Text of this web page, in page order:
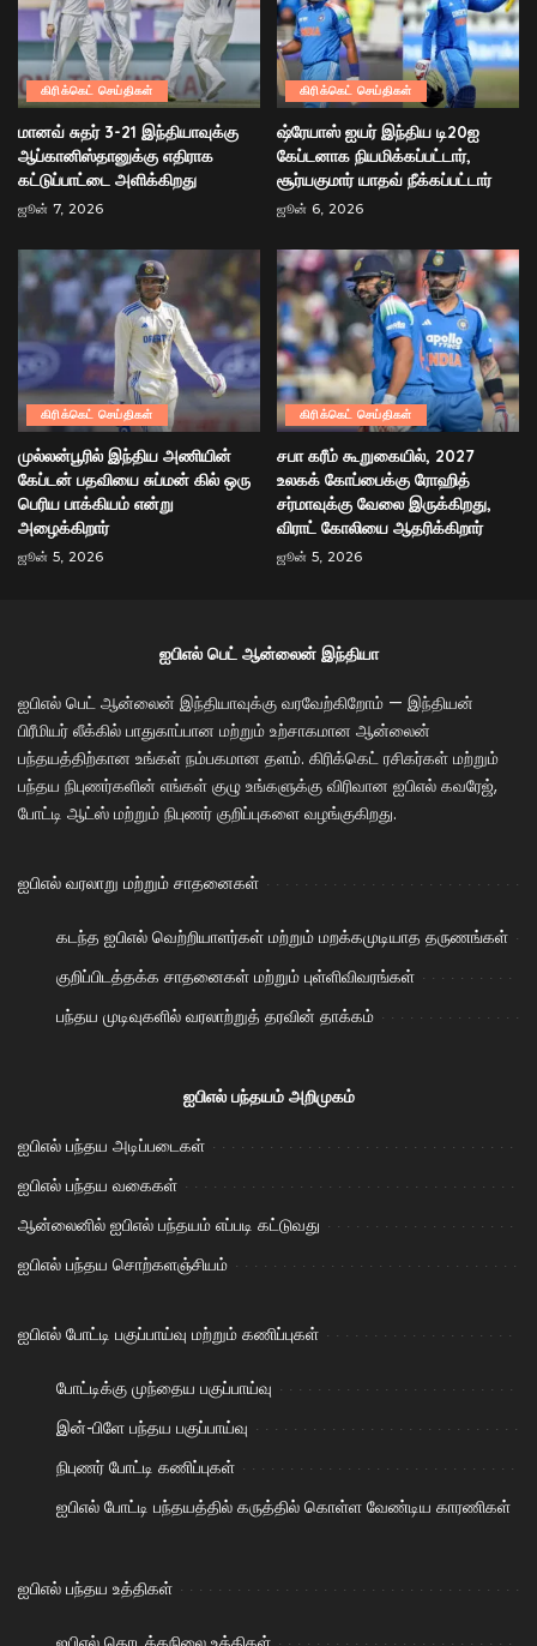
கிரிக்கெட் செய்திகள்
மானவ் சுதர் 3-21 இந்தியாவுக்கு
ஆப்கானிஸ்தானுக்கு எதிராக
கட்டுப்பாட்டை அளிக்கிறது
ஜூன் 7, 2026
கிரிக்கெட் செய்திகள்
ஷ்ரேயாஸ் ஐயர் இந்திய டி20ஐ
கேப்டனாக நியமிக்கப்பட்டார்,
சூர்யகுமார் யாதவ் நீக்கப்பட்டார்
ஜூன் 6, 2026
கிரிக்கெட் செய்திகள்
முல்லன்பூரில் இந்திய அணியின்
கேப்டன் பதவியை சுப்மன் கில் ஒரு
பெரிய பாக்கியம் என்று
அழைக்கிறார்
ஜூன் 5, 2026
கிரிக்கெட் செய்திகள்
சபா கரீம் கூறுகையில், 2027
உலகக் கோப்பைக்கு ரோஹித்
சர்மாவுக்கு வேலை இருக்கிறது,
விராட் கோலியை ஆதரிக்கிறார்
ஜூன் 5, 2026
ஐபிஎல் பெட் ஆன்லைன் இந்தியா
ஐபிஎல் பெட் ஆன்லைன் இந்தியாவுக்கு வரவேற்கிறோம் — இந்தியன்
பிரீமியர் லீக்கில் பாதுகாப்பான மற்றும் உற்சாகமான ஆன்லைன்
பந்தயத்திற்கான உங்கள் நம்பகமான தளம். கிரிக்கெட் ரசிகர்கள் மற்றும்
பந்தய நிபுணர்களின் எங்கள் குழு உங்களுக்கு விரிவான ஐபிஎல் கவரேஜ்,
போட்டி ஆட்ஸ் மற்றும் நிபுணர் குறிப்புகளை வழங்குகிறது.
ஐபிஎல் வரலாறு மற்றும் சாதனைகள்
கடந்த ஐபிஎல் வெற்றியாளர்கள் மற்றும் மறக்கமுடியாத தருணங்கள்
குறிப்பிடத்தக்க சாதனைகள் மற்றும் புள்ளிவிவரங்கள்
பந்தய முடிவுகளில் வரலாற்றுத் தரவின் தாக்கம்
ஐபிஎல் பந்தயம் அறிமுகம்
ஐபிஎல் பந்தய அடிப்படைகள்
ஐபிஎல் பந்தய வகைகள்
ஆன்லைனில் ஐபிஎல் பந்தயம் எப்படி கட்டுவது
ஐபிஎல் பந்தய சொற்களஞ்சியம்
ஐபிஎல் போட்டி பகுப்பாய்வு மற்றும் கணிப்புகள்
போட்டிக்கு முந்தைய பகுப்பாய்வு
இன்-பிளே பந்தய பகுப்பாய்வு
நிபுணர் போட்டி கணிப்புகள்
ஐபிஎல் போட்டி பந்தயத்தில் கருத்தில் கொள்ள வேண்டிய காரணிகள்
ஐபிஎல் பந்தய உத்திகள்